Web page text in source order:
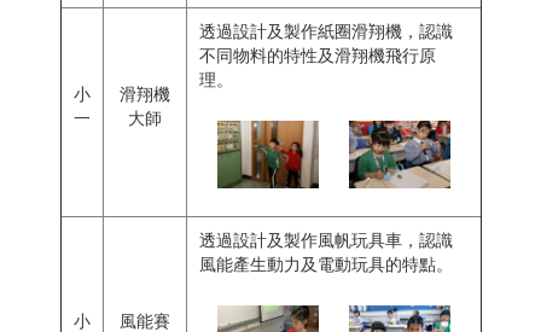
小
一
滑翔機
大師
透過設計及製作紙圈滑翔機，認識
不同物料的特性及滑翔機飛行原
理。
小
風能賽
透過設計及製作風帆玩具車，認識
風能產生動力及電動玩具的特點。